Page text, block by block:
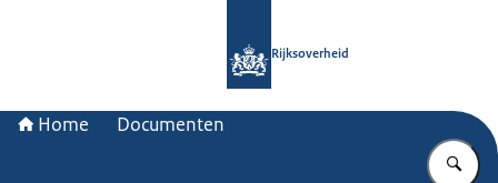
Rijksoverheid
Home Documenten